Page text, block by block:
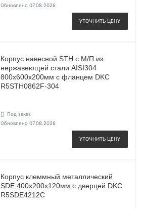
Обновлено 07.08.2026
УТОЧНИТЬ ЦЕНУ
Корпус навесной STH с М/П из
нержавеющей стали AISI304
800х600х200мм с фланцем DKC
R5STH0862F-304
Под заказ
Обновлено 07.08.2026
УТОЧНИТЬ ЦЕНУ
Корпус клеммный металлический
SDE 400х200х120мм с дверцей DKC
R5SDE4212C